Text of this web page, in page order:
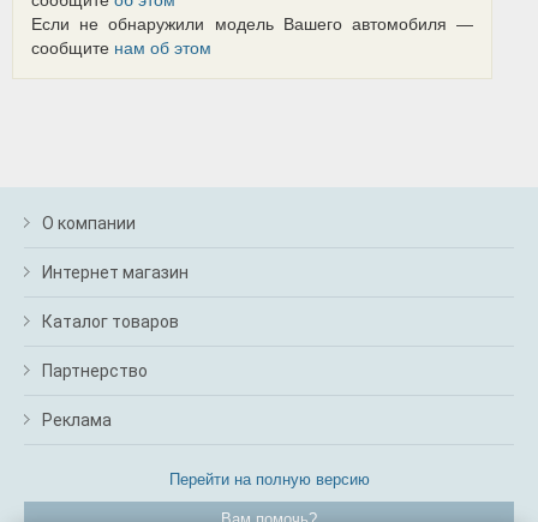
Если не обнаружили модель Вашего автомобиля —
сообщите нам об этом
О компании
Интернет магазин
Каталог товаров
Партнерство
Реклама
Перейти на полную версию